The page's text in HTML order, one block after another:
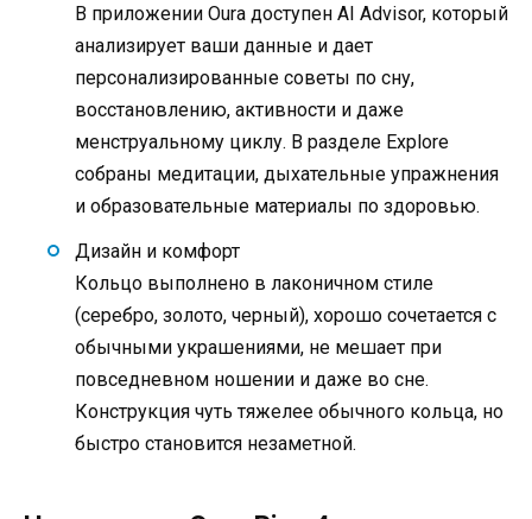
В приложении Oura доступен AI Advisor, который
анализирует ваши данные и дает
персонализированные советы по сну,
восстановлению, активности и даже
менструальному циклу. В разделе Explore
собраны медитации, дыхательные упражнения
и образовательные материалы по здоровью.
Дизайн и комфорт
Кольцо выполнено в лаконичном стиле
(серебро, золото, черный), хорошо сочетается с
обычными украшениями, не мешает при
повседневном ношении и даже во сне.
Конструкция чуть тяжелее обычного кольца, но
быстро становится незаметной.